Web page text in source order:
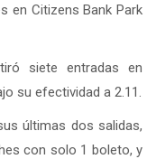
en Citizens Bank Park
siete entradas en
su efectividad a 2.11.
últimas dos salidas,
con solo 1 boleto, y